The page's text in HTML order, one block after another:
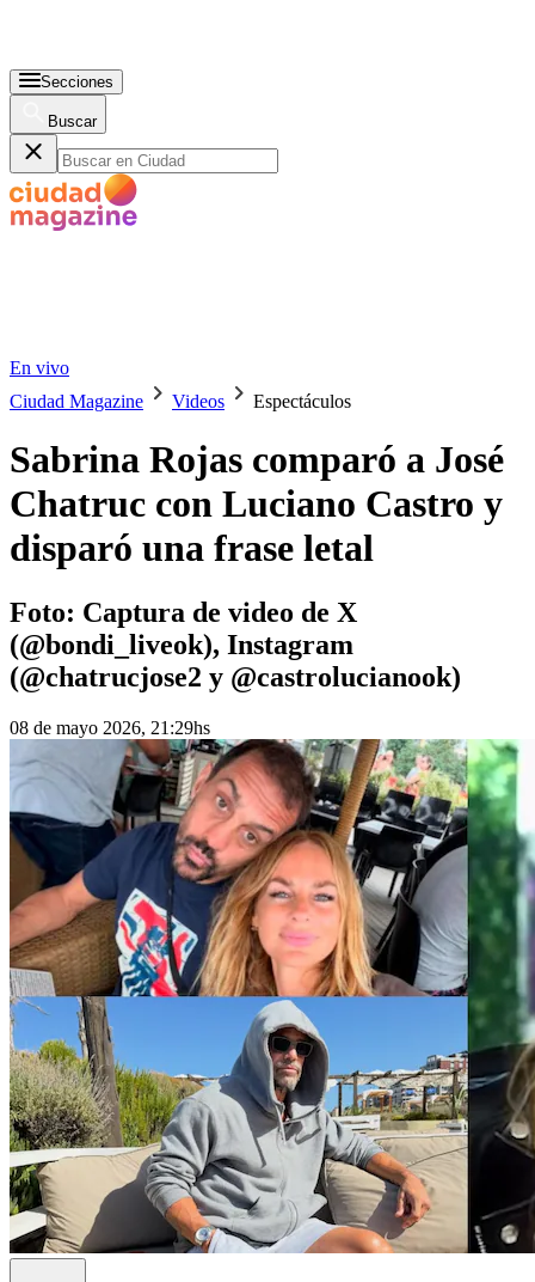
Secciones
Buscar
En vivo
Ciudad Magazine
Videos Espectáculos
Sabrina Rojas comparó a José
Chatruc con Luciano Castro y
disparó una frase letal
Foto: Captura de video de X
(@bondi_liveok), Instagram
(@chatrucjose2 y @castrolucianook)
08 de mayo 2026, 21:29hs